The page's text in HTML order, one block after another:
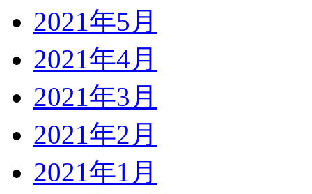
2021年5月
2021年4月
2021年3月
2021年2月
2021年1月